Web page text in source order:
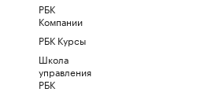
РБК
Компании
РБК Курсы
Школа
управления
РБК